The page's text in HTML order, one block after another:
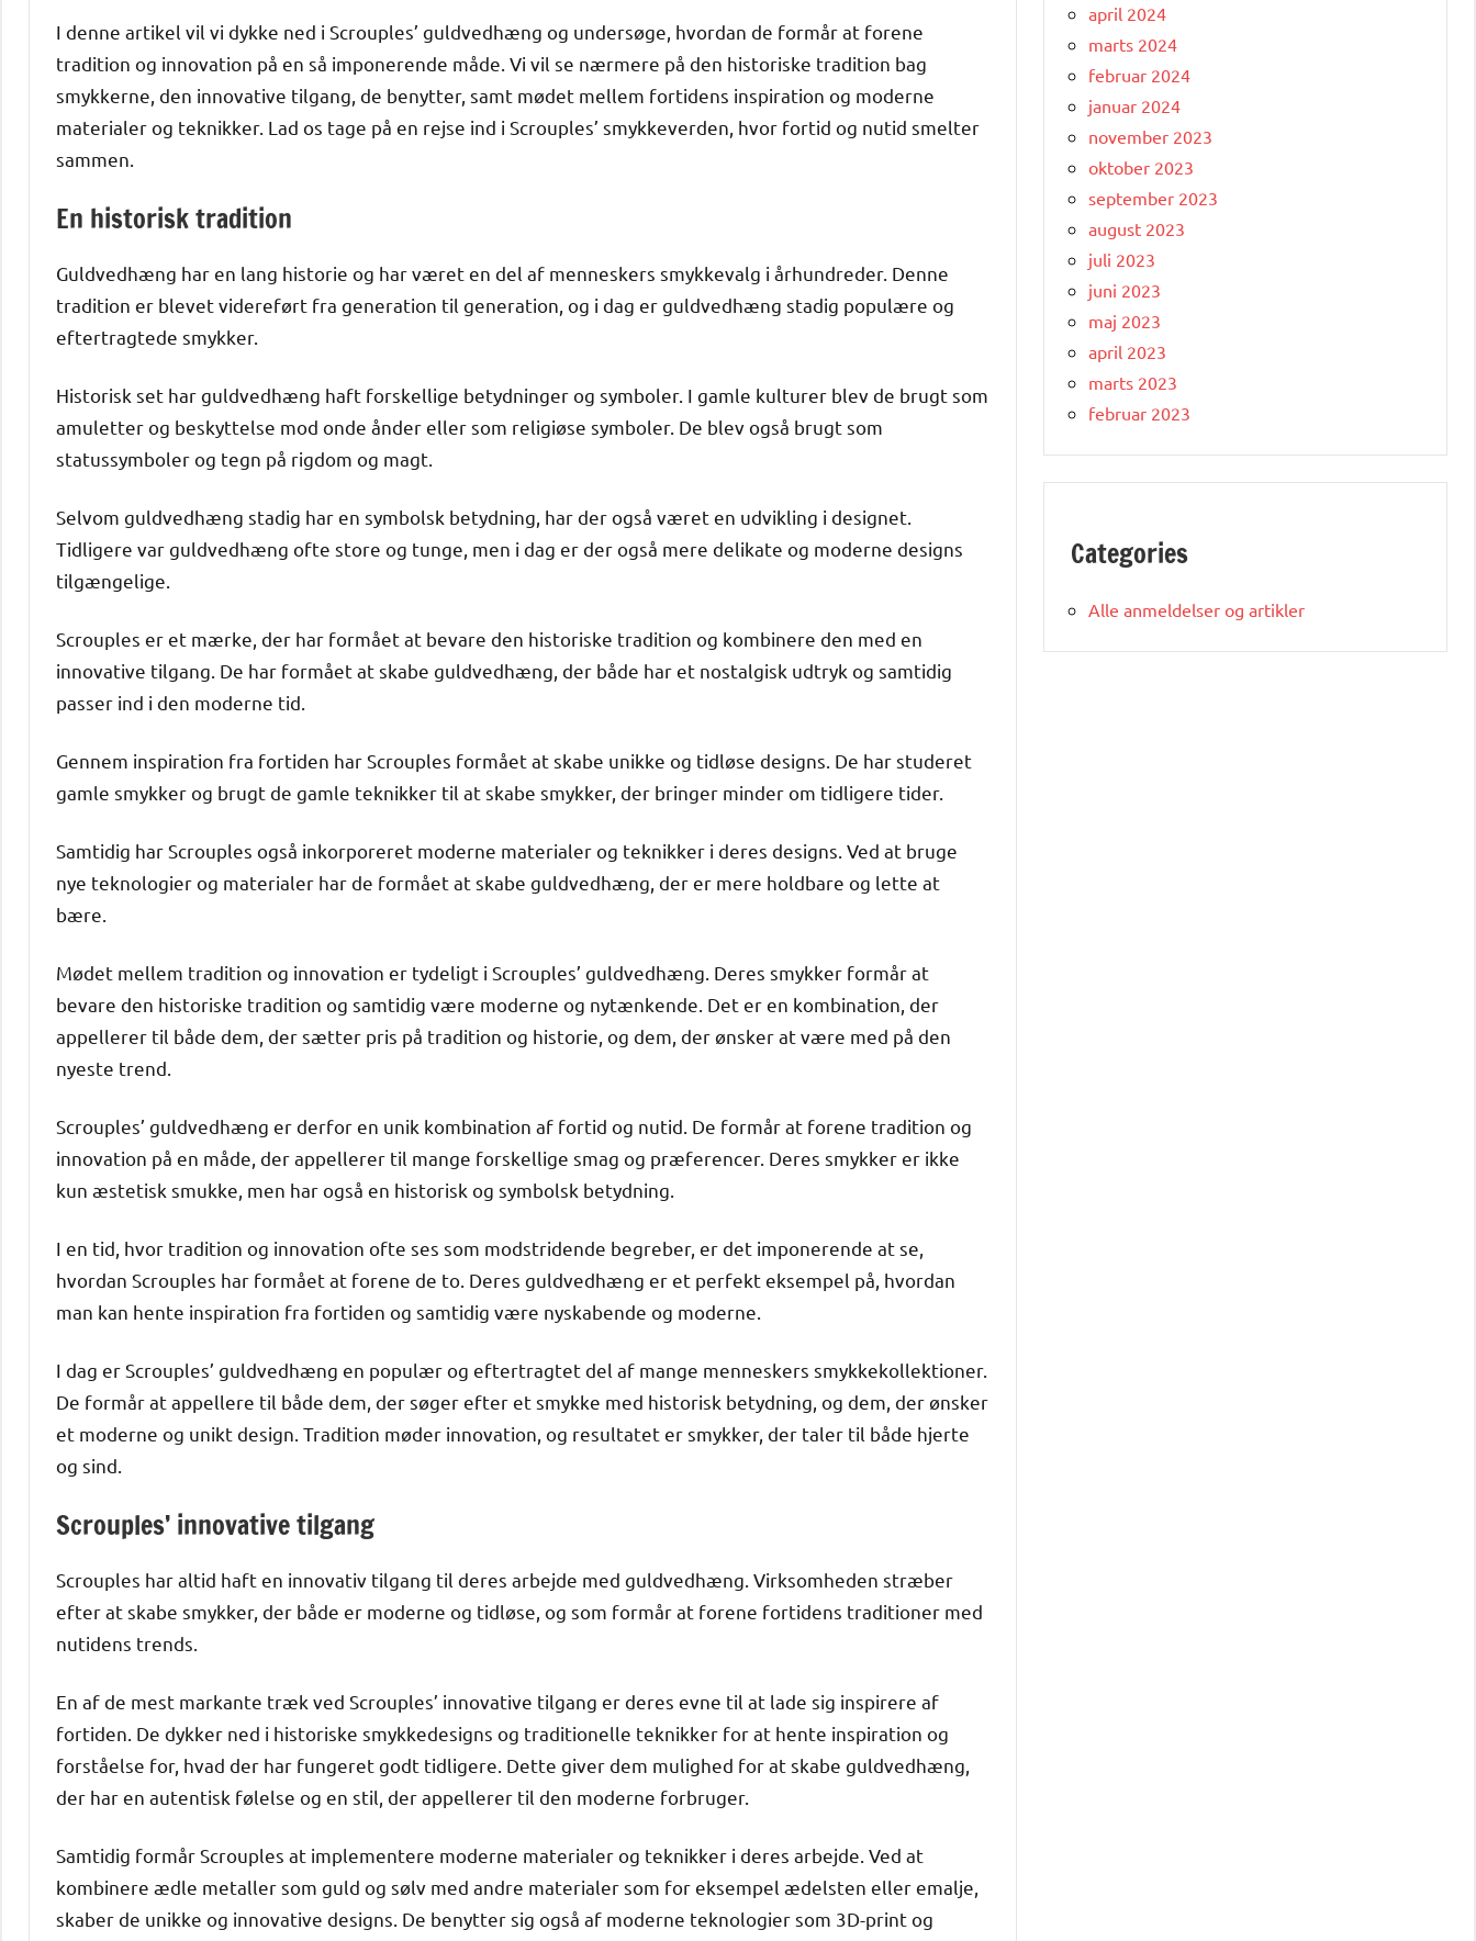
I denne artikel vil vi dykke ned i Scrouples’ guldvedhæng og undersøge, hvordan de formår at forene
tradition og innovation på en så imponerende måde. Vi vil se nærmere på den historiske tradition bag
smykkerne, den innovative tilgang, de benytter, samt mødet mellem fortidens inspiration og moderne
materialer og teknikker. Lad os tage på en rejse ind i Scrouples’ smykkeverden, hvor fortid og nutid smelter
sammen.
En historisk tradition
Guldvedhæng har en lang historie og har været en del af menneskers smykkevalg i århundreder. Denne
tradition er blevet videreført fra generation til generation, og i dag er guldvedhæng stadig populære og
eftertragtede smykker.
Historisk set har guldvedhæng haft forskellige betydninger og symboler. I gamle kulturer blev de brugt som
amuletter og beskyttelse mod onde ånder eller som religiøse symboler. De blev også brugt som
statussymboler og tegn på rigdom og magt.
Selvom guldvedhæng stadig har en symbolsk betydning, har der også været en udvikling i designet.
Tidligere var guldvedhæng ofte store og tunge, men i dag er der også mere delikate og moderne designs
tilgængelige.
Scrouples er et mærke, der har formået at bevare den historiske tradition og kombinere den med en
innovative tilgang. De har formået at skabe guldvedhæng, der både har et nostalgisk udtryk og samtidig
passer ind i den moderne tid.
Gennem inspiration fra fortiden har Scrouples formået at skabe unikke og tidløse designs. De har studeret
gamle smykker og brugt de gamle teknikker til at skabe smykker, der bringer minder om tidligere tider.
Samtidig har Scrouples også inkorporeret moderne materialer og teknikker i deres designs. Ved at bruge
nye teknologier og materialer har de formået at skabe guldvedhæng, der er mere holdbare og lette at
bære.
Mødet mellem tradition og innovation er tydeligt i Scrouples’ guldvedhæng. Deres smykker formår at
bevare den historiske tradition og samtidig være moderne og nytænkende. Det er en kombination, der
appellerer til både dem, der sætter pris på tradition og historie, og dem, der ønsker at være med på den
nyeste trend.
Scrouples’ guldvedhæng er derfor en unik kombination af fortid og nutid. De formår at forene tradition og
innovation på en måde, der appellerer til mange forskellige smag og præferencer. Deres smykker er ikke
kun æstetisk smukke, men har også en historisk og symbolsk betydning.
I en tid, hvor tradition og innovation ofte ses som modstridende begreber, er det imponerende at se,
hvordan Scrouples har formået at forene de to. Deres guldvedhæng er et perfekt eksempel på, hvordan
man kan hente inspiration fra fortiden og samtidig være nyskabende og moderne.
I dag er Scrouples’ guldvedhæng en populær og eftertragtet del af mange menneskers smykkekollektioner.
De formår at appellere til både dem, der søger efter et smykke med historisk betydning, og dem, der ønsker
et moderne og unikt design. Tradition møder innovation, og resultatet er smykker, der taler til både hjerte
og sind.
Scrouples’ innovative tilgang
Scrouples har altid haft en innovativ tilgang til deres arbejde med guldvedhæng. Virksomheden stræber
efter at skabe smykker, der både er moderne og tidløse, og som formår at forene fortidens traditioner med
nutidens trends.
En af de mest markante træk ved Scrouples’ innovative tilgang er deres evne til at lade sig inspirere af
fortiden. De dykker ned i historiske smykkedesigns og traditionelle teknikker for at hente inspiration og
forståelse for, hvad der har fungeret godt tidligere. Dette giver dem mulighed for at skabe guldvedhæng,
der har en autentisk følelse og en stil, der appellerer til den moderne forbruger.
Samtidig formår Scrouples at implementere moderne materialer og teknikker i deres arbejde. Ved at
kombinere ædle metaller som guld og sølv med andre materialer som for eksempel ædelsten eller emalje,
skaber de unikke og innovative designs. De benytter sig også af moderne teknologier som 3D-print og
april 2024
marts 2024
februar 2024
januar 2024
november 2023
oktober 2023
september 2023
august 2023
juli 2023
juni 2023
maj 2023
april 2023
marts 2023
februar 2023
Categories
Alle anmeldelser og artikler